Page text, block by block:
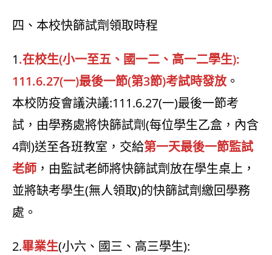
四、本校快篩試劑領取時程
1.在校生(小一至五、國一二、高一二學生):
111.6.27(一)最後一節(第3節)考試時發放。
本校防疫會議決議:111.6.27(一)最後一節考
試，由學務處將快篩試劑(每位學生乙盒，內含
4劑)送至各班教室，交給第一天最後一節監試
老師 ，由監試老師將快篩試劑放在學生桌上，
並將缺考學生(無人領取)的快篩試劑繳回學務
處。
2.畢業生(小六、國三、高三學生):